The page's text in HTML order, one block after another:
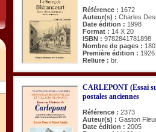
Référence : 1672
Auteur(s) : Charles
Date édition : 1998
Format : 14 X 20
ISBN : 9782841781898
Nombre de pages : 180
Première édition : 1926
Reliure : br.
CARLEPONT (Essai
postales anciennes
Référence : 2373
Auteur(s) : Gaston
Date édition : 2005